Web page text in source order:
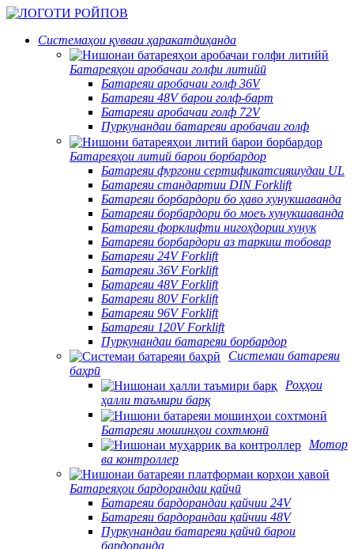
Системаҳои қувваи ҳаракатдиҳанда
Батареяҳои аробачаи голфи литийӣ
Батареяи аробачаи голф 36V
Батареяи 48V барои голф-барт
Батареяи аробачаи голф 72V
Пуркунандаи батареяи аробачаи голф
Батареяҳои литий барои борбардор
Батареяи фургони сертификатсияшудаи UL
Батареяи стандартии DIN Forklift
Батареяи борбардори бо ҳаво хунукшаванда
Батареяи борбардори бо моеъ хунукшаванда
Батареяи форклифти нигоҳдории хунук
Батареяи борбардори аз таркиш тобовар
Батареяи 24V Forklift
Батареяи 36V Forklift
Батареяи 48V Forklift
Батареяи 80V Forklift
Батареяи 96V Forklift
Батареяи 120V Forklift
Пуркунандаи батареяи борбардор
Системаи батареяи
баҳрӣ
Роҳҳои
ҳалли таъмири барқ
Батареяи мошинҳои сохтмонӣ
Мотор
ва контроллер
Батареяҳои бардорандаи қайчӣ
Батареяи бардорандаи қайчии 24V
Батареяи бардорандаи қайчии 48V
Пуркунандаи батареяи қайчӣ барои
бардоранда